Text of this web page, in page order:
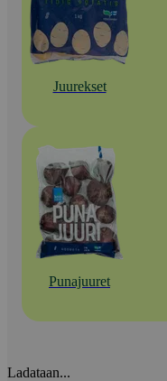
Juurekset
Punajuuret
Ladataan...